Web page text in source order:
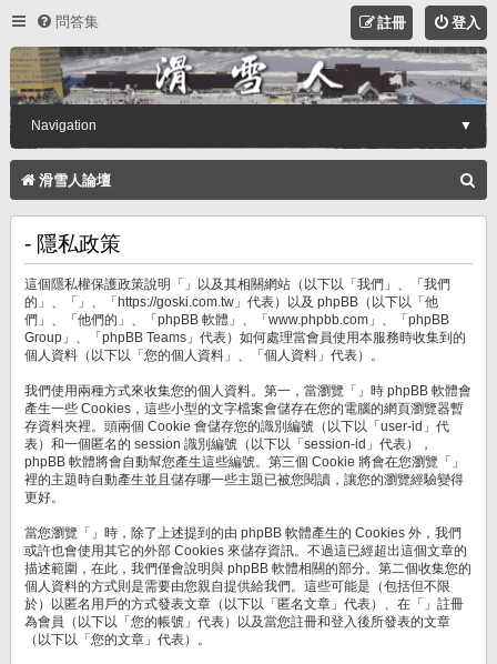
問答集 登入
註冊
Navigation ▼
滑雪人論壇
尋
- 隱私政策
這個隱私權保護政策說明「」以及其相關網站（以下以「我們」、「我們
的」、「」、「https://goski.com.tw」代表）以及 phpBB（以下以「他
們」、「他們的」、「phpBB 軟體」、「www.phpbb.com」、「phpBB
Group」、「phpBB Teams」代表）如何處理當會員使用本服務時收集到的
個人資料（以下以「您的個人資料」、「個人資料」代表）。
我們使用兩種方式來收集您的個人資料。第一，當瀏覽「」時 phpBB 軟體會
產生一些 Cookies，這些小型的文字檔案會儲存在您的電腦的網頁瀏覽器暫
存資料夾裡。頭兩個 Cookie 會儲存您的識別編號（以下以「user-id」代
表）和一個匿名的 session 識別編號（以下以「session-id」代表），
phpBB 軟體將會自動幫您產生這些編號。第三個 Cookie 將會在您瀏覽「」
裡的主題時自動產生並且儲存哪一些主題已被您閱讀，讓您的瀏覽經驗變得
更好。
當您瀏覽「」時，除了上述提到的由 phpBB 軟體產生的 Cookies 外，我們
或許也會使用其它的外部 Cookies 來儲存資訊。不過這已經超出這個文章的
描述範圍，在此，我們僅會說明與 phpBB 軟體相關的部分。第二個收集您的
個人資料的方式則是需要由您親自提供給我們。這些可能是（包括但不限
於）以匿名用戶的方式發表文章（以下以「匿名文章」代表）、在「」註冊
為會員（以下以「您的帳號」代表）以及當您註冊和登入後所發表的文章
（以下以「您的文章」代表）。